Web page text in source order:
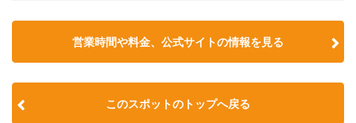
営業時間や料金、公式サイトの情報を見る
このスポットのトップへ戻る